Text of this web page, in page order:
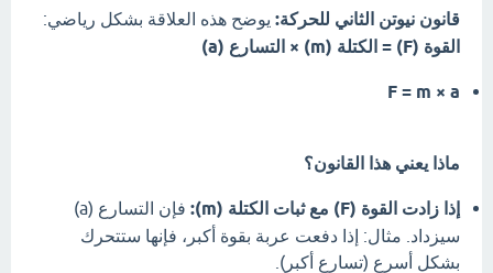
قانون نيوتن الثاني للحركة: يوضح هذه العلاقة بشكل رياضي:
القوة (F) = الكتلة (m) × التسارع (a)
F = m × a
ماذا يعني هذا القانون؟
إذا زادت القوة (F) مع ثبات الكتلة (m):
فإن التسارع (a)
سيزداد. مثال: إذا دفعت عربة بقوة أكبر، فإنها ستتحرك
بشكل أسرع (تسارع أكبر).